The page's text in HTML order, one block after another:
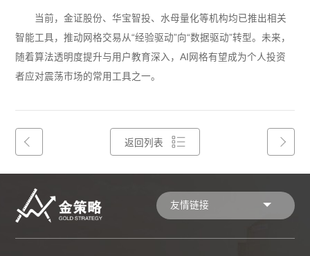
当前，金证股份、华宝智投、水母量化等机构均已推出相关
智能工具，推动网格交易从“经验驱动”向“数据驱动”转型。未来，
随着算法透明度提升与用户教育深入，AI网格有望成为个人投资
者应对震荡市场的常用工具之一。
返回列表
友情链接